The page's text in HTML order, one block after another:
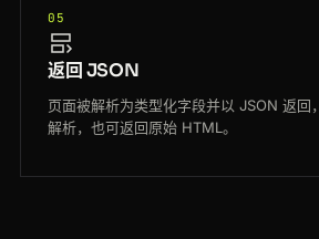
05
返回 JSON
页面被解析为类型化字段并以 JSON 返回
解析，也可返回原始 HTML。